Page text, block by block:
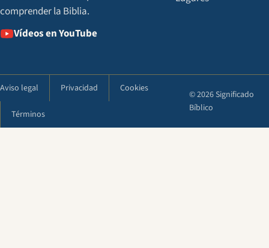
comprender la Biblia.
Vídeos en YouTube
Aviso legal Privacidad Cookies
Términos
© 2026 Significado
Bíblico